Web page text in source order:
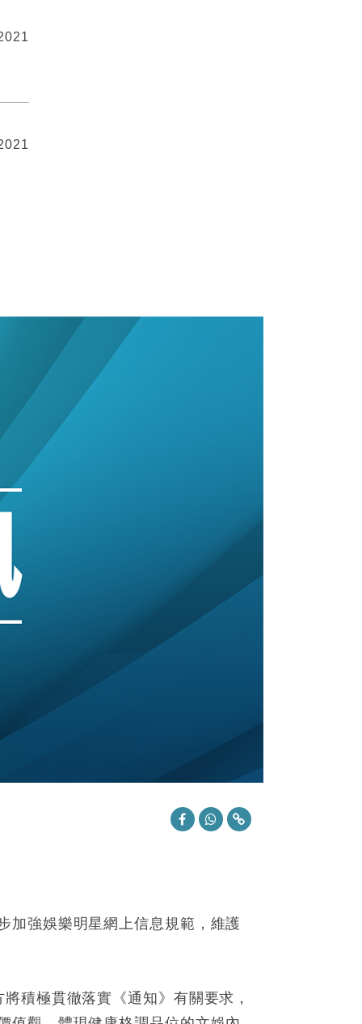
加強娛樂明星網上信息規範，維護
積極貫徹落實《通知》有關要求，